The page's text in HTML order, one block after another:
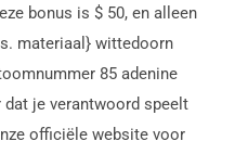
bonus is $ 50, en alleen
materiaal} wittedoorn
85 adenine
je verantwoord speelt
officiële website voor